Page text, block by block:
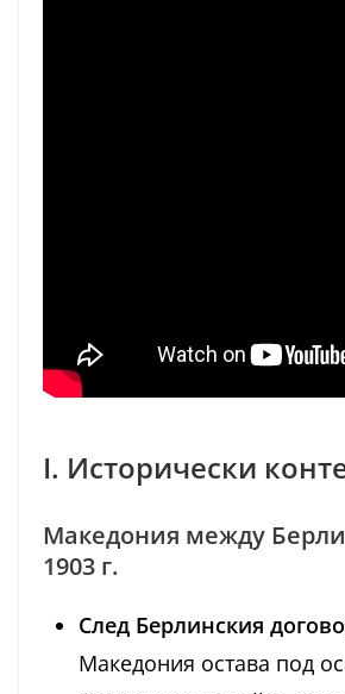
I. Исторически
Македония между
1903 г.
След Берлинския
Македония остава под